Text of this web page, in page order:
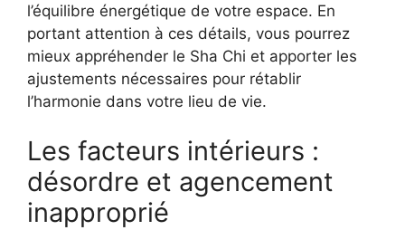
l’équilibre énergétique de votre espace. En
portant attention à ces détails, vous pourrez
mieux appréhender le Sha Chi et apporter les
ajustements nécessaires pour rétablir
l’harmonie dans votre lieu de vie.
Les facteurs intérieurs :
désordre et agencement
inapproprié